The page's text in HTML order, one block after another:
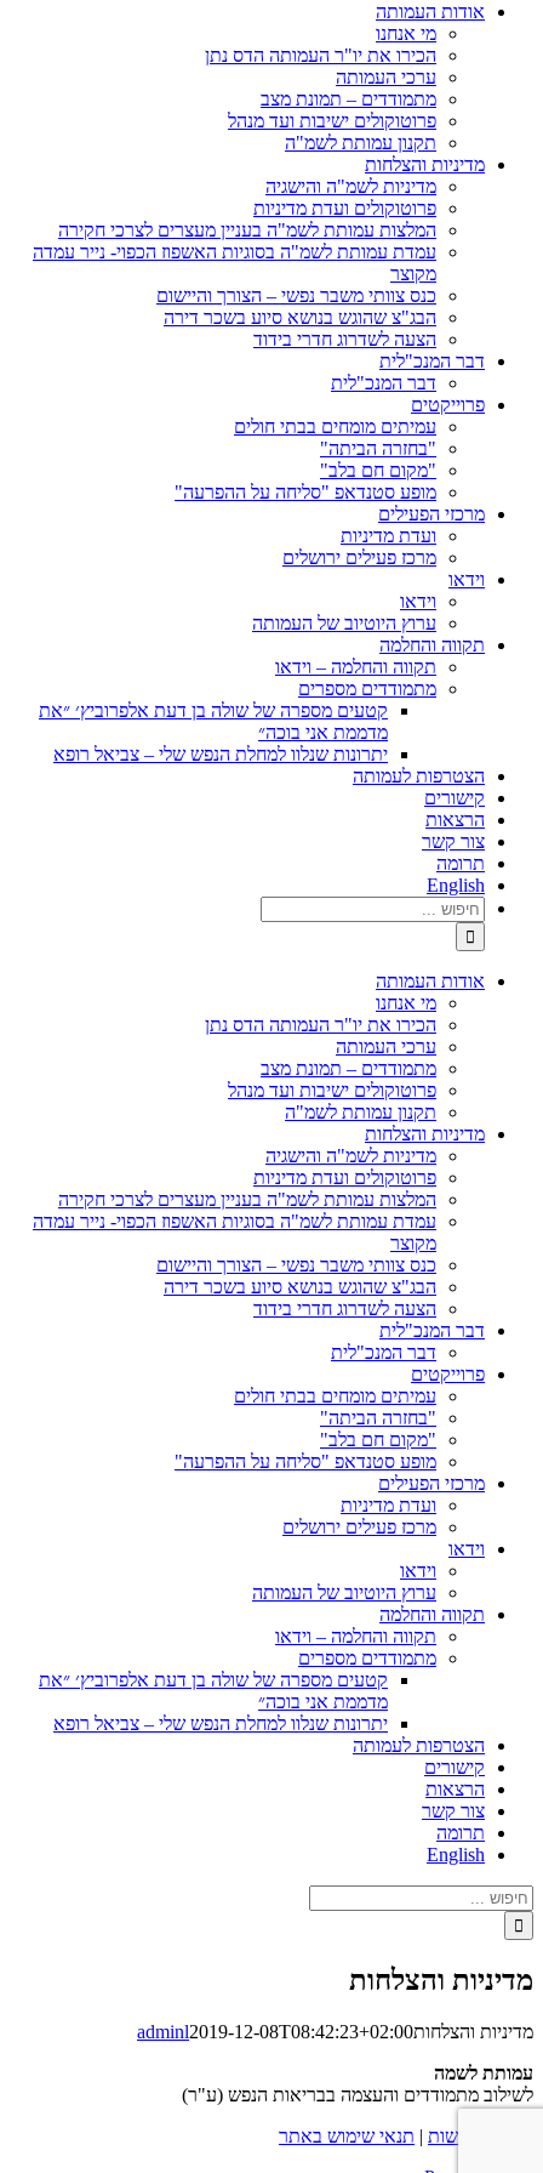
אודות העמותה
מי אנחנו
הכירו את יו"ר העמותה הדס נתן
ערכי העמותה
מתמודדים – תמונת מצב
פרוטוקולים ישיבות ועד מנהל
תקנון עמותת לשמ"ה
מדיניות והצלחות
מדיניות לשמ"ה והישגיה
פרוטוקולים ועדת מדיניות
המלצות עמותת לשמ"ה בעניין מעצרים לצרכי חקירה
עמדת עמותת לשמ"ה בסוגיות האשפוז הכפוי- נייר עמדה
מקוצר
כנס צוותי משבר נפשי – הצורך והיישום
הבג"צ שהוגש בנושא סיוע בשכר דירה
הצעה לשדרוג חדרי בידוד
דבר המנכ"לית
דבר המנכ"לית
פרוייקטים
עמיתים מומחים בבתי חולים
"בחזרה הביתה"
"מקום חם בלב"
מופע סטנדאפ "סליחה על ההפרעה"
מרכזי הפעילים
ועדת מדיניות
מרכז פעילים ירושלים
וידאו
וידאו
ערוץ היוטיוב של העמותה
תקווה והחלמה
תקווה והחלמה – וידאו
מתמודדים מספרים
קטעים מספרה של שולה בן דעת אלפרוביץ׳ ״את
מדממת אני בוכה״
יתרונות שנלוו למחלת הנפש שלי – צביאל רופא
הצטרפות לעמותה
קישורים
הרצאות
צור קשר
תרומה
English
חיפוש...
אודות העמותה
מי אנחנו
הכירו את יו"ר העמותה הדס נתן
ערכי העמותה
מתמודדים – תמונת מצב
פרוטוקולים ישיבות ועד מנהל
תקנון עמותת לשמ"ה
מדיניות והצלחות
מדיניות לשמ"ה והישגיה
פרוטוקולים ועדת מדיניות
המלצות עמותת לשמ"ה בעניין מעצרים לצרכי חקירה
עמדת עמותת לשמ"ה בסוגיות האשפוז הכפוי- נייר עמדה
מקוצר
כנס צוותי משבר נפשי – הצורך והיישום
הבג"צ שהוגש בנושא סיוע בשכר דירה
הצעה לשדרוג חדרי בידוד
דבר המנכ"לית
דבר המנכ"לית
פרוייקטים
עמיתים מומחים בבתי חולים
"בחזרה הביתה"
"מקום חם בלב"
מופע סטנדאפ "סליחה על ההפרעה"
מרכזי הפעילים
ועדת מדיניות
מרכז פעילים ירושלים
וידאו
וידאו
ערוץ היוטיוב של העמותה
תקווה והחלמה
תקווה והחלמה – וידאו
מתמודדים מספרים
קטעים מספרה של שולה בן דעת אלפרוביץ׳ ״את
מדממת אני בוכה״
יתרונות שנלוו למחלת הנפש שלי – צביאל רופא
הצטרפות לעמותה
קישורים
הרצאות
צור קשר
תרומה
English
חיפוש...
מדיניות והצלחות
מדיניות והצלחות adminl2019-12-08T08:42:23+02:00
עמותת לשמה
לשילוב מתמודדים והעצמה בבריאות הנפש (ע"ר)
הצהרת נגישות | תנאי שימוש באתר